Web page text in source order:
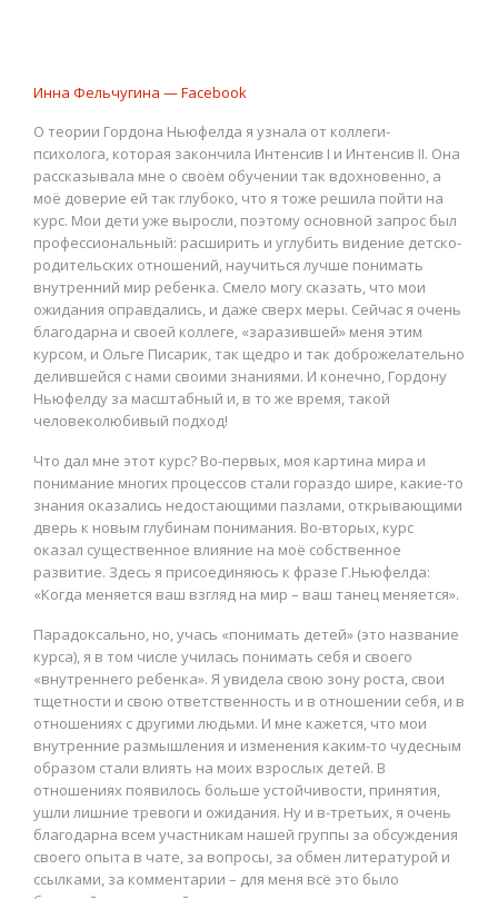
Инна Фельчугина — Facebook
О теории Гордона Ньюфелда я узнала от коллеги-
психолога, которая закончила Интенсив I и Интенсив II. Она
рассказывала мне о своём обучении так вдохновенно, а
моё доверие ей так глубоко, что я тоже решила пойти на
курс. Мои дети уже выросли, поэтому основной запрос был
профессиональный: расширить и углубить видение детско-
родительских отношений, научиться лучше понимать
внутренний мир ребенка. Смело могу сказать, что мои
ожидания оправдались, и даже сверх меры. Сейчас я очень
благодарна и своей коллеге, «заразившей» меня этим
курсом, и Ольге Писарик, так щедро и так доброжелательно
делившейся с нами своими знаниями. И конечно, Гордону
Ньюфелду за масштабный и, в то же время, такой
человеколюбивый подход!
Что дал мне этот курс? Во-первых, моя картина мира и
понимание многих процессов стали гораздо шире, какие-то
знания оказались недостающими пазлами, открывающими
дверь к новым глубинам понимания. Во-вторых, курс
оказал существенное влияние на моё собственное
развитие. Здесь я присоединяюсь к фразе Г.Ньюфелда:
«Когда меняется ваш взгляд на мир – ваш танец меняется».
Парадоксально, но, учась «понимать детей» (это название
курса), я в том числе училась понимать себя и своего
«внутреннего ребенка». Я увидела свою зону роста, свои
тщетности и свою ответственность и в отношении себя, и в
отношениях с другими людьми. И мне кажется, что мои
внутренние размышления и изменения каким-то чудесным
образом стали влиять на моих взрослых детей. В
отношениях появилось больше устойчивости, принятия,
ушли лишние тревоги и ожидания. Ну и в-третьих, я очень
благодарна всем участникам нашей группы за обсуждения
своего опыта в чате, за вопросы, за обмен литературой и
ссылками, за комментарии – для меня всё это было